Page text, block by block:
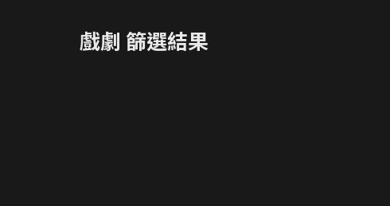
戲劇 篩選結果